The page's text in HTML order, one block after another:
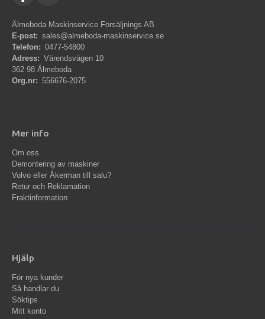
Älmeboda Maskinservice Försäljnings AB
E-post: sales@almeboda-maskinservice.se
Telefon: 0477-54800
Adress: Värendsvägen 10
362 98 Älmeboda
Org.nr: 556676-2075
Mer info
Om oss
Demontering av maskiner
Volvo eller Åkerman till salu?
Retur och Reklamation
Fraktinformation
Hjälp
För nya kunder
Så handlar du
Söktips
Mitt konto